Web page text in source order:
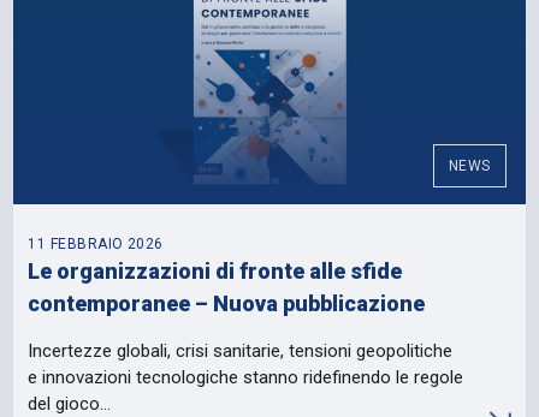
NEWS
11 FEBBRAIO 2026
Le organizzazioni di fronte alle sfide
contemporanee – Nuova pubblicazione
Incertezze globali, crisi sanitarie, tensioni geopolitiche
e innovazioni tecnologiche stanno ridefinendo le regole
del gioco…